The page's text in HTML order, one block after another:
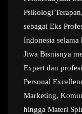
Psikologi
sebagai Eks
Indonesia selama
Jiwa Bisnisnya
Expert dan
Personal
Marketing,
hingga Materi